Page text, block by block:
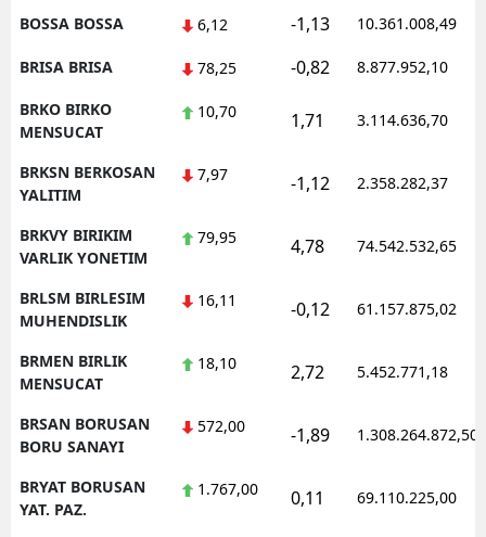
BOSSA BOSSA 6,12 -1,13 10.361.008,49
BRISA BRISA 78,25 -0,82 8.877.952,10
BRKO BIRKO
MENSUCAT
10,70 1,71 3.114.636,70
BRKSN BERKOSAN
YALITIM
7,97 -1,12 2.358.282,37
BRKVY BIRIKIM
VARLIK YONETIM
79,95 4,78 74.542.532,65
BRLSM BIRLESIM
MUHENDISLIK
16,11 -0,12 61.157.875,02
BRMEN BIRLIK
MENSUCAT
18,10 2,72 5.452.771,18
BRSAN BORUSAN
BORU SANAYI
572,00 -1,89 1.308.264.872,50
BRYAT BORUSAN
YAT. PAZ.
1.767,00 0,11 69.110.225,00